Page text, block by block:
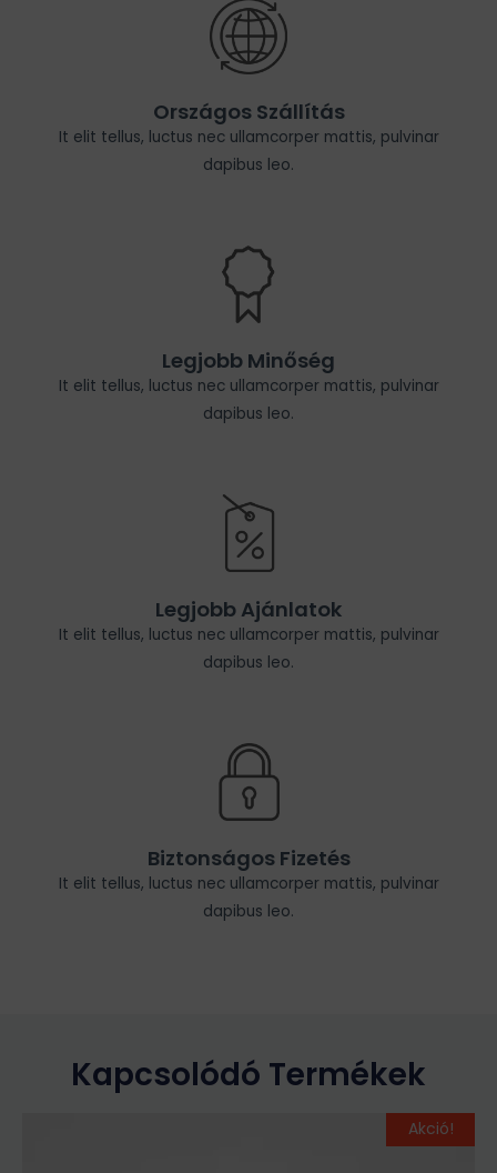
Országos Szállítás
It elit tellus, luctus nec ullamcorper mattis, pulvinar
dapibus leo.
Legjobb Minőség
It elit tellus, luctus nec ullamcorper mattis, pulvinar
dapibus leo.
Legjobb Ajánlatok
It elit tellus, luctus nec ullamcorper mattis, pulvinar
dapibus leo.
Biztonságos Fizetés
It elit tellus, luctus nec ullamcorper mattis, pulvinar
dapibus leo.
Kapcsolódó Termékek
Akció!